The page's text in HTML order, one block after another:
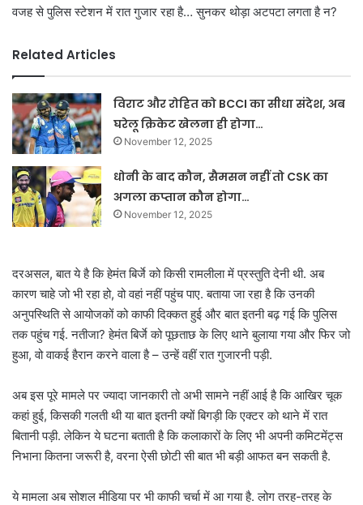
वजह से पुलिस स्टेशन में रात गुजार रहा है… सुनकर थोड़ा अटपटा लगता है न?
Related Articles
विराट और रोहित को BCCI का सीधा संदेश, अब
घरेलू क्रिकेट खेलना ही होगा…
November 12, 2025
धोनी के बाद कौन, सैमसन नहीं तो CSK का
अगला कप्तान कौन होगा…
November 12, 2025
दरअसल, बात ये है कि हेमंत बिर्जे को किसी रामलीला में प्रस्तुति देनी थी. अब
कारण चाहे जो भी रहा हो, वो वहां नहीं पहुंच पाए. बताया जा रहा है कि उनकी
अनुपस्थिति से आयोजकों को काफी दिक्कत हुई और बात इतनी बढ़ गई कि पुलिस
तक पहुंच गई. नतीजा? हेमंत बिर्जे को पूछताछ के लिए थाने बुलाया गया और फिर जो
हुआ, वो वाकई हैरान करने वाला है – उन्हें वहीं रात गुजारनी पड़ी.
अब इस पूरे मामले पर ज्यादा जानकारी तो अभी सामने नहीं आई है कि आखिर चूक
कहां हुई, किसकी गलती थी या बात इतनी क्यों बिगड़ी कि एक्टर को थाने में रात
बितानी पड़ी. लेकिन ये घटना बताती है कि कलाकारों के लिए भी अपनी कमिटमेंट्स
निभाना कितना जरूरी है, वरना ऐसी छोटी सी बात भी बड़ी आफत बन सकती है.
ये मामला अब सोशल मीडिया पर भी काफी चर्चा में आ गया है. लोग तरह-तरह के